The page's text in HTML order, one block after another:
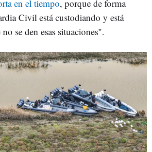
en el tiempo, porque de forma
Civil está custodiando y está
se den esas situaciones".